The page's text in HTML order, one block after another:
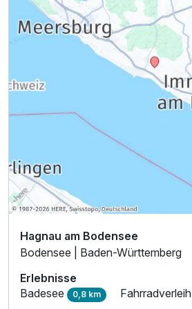
Hagnau am Bodensee
Bodensee | Baden-Württemberg
Erlebnisse
Badesee 0,8 km Fahrradverleih